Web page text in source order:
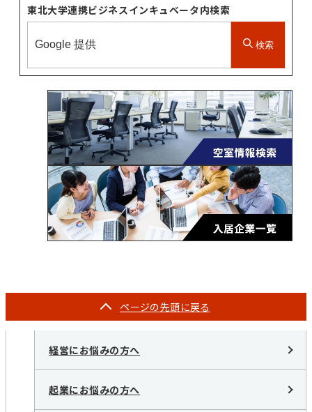
東北大学連携ビジネスインキュベータ内検索
検索
ページの先頭に戻る
経営にお悩みの方へ
起業にお悩みの方へ